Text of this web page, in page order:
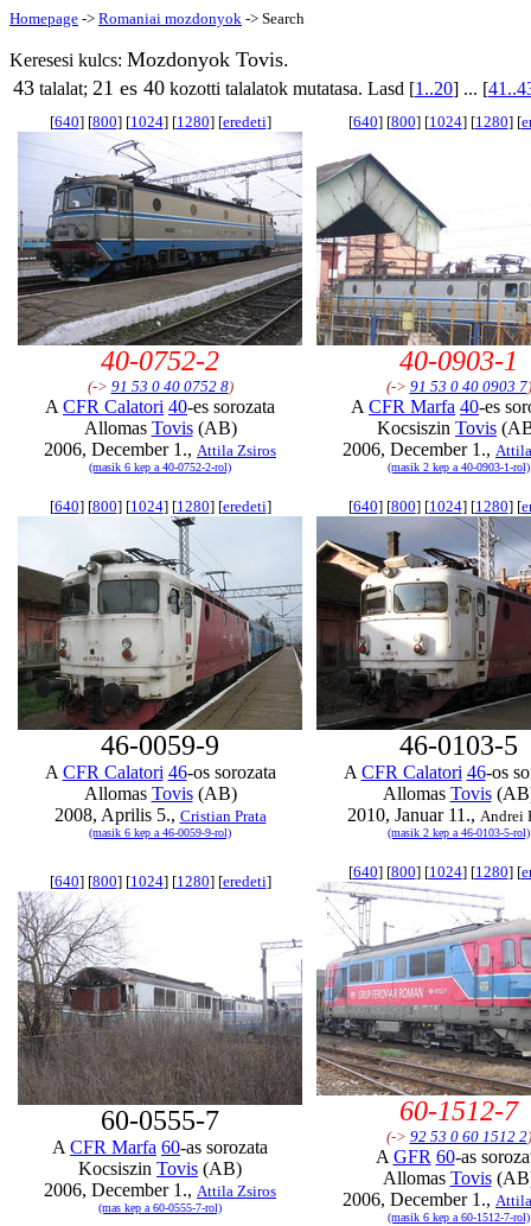
Homepage -> Romaniai mozdonyok -> Search
Keresesi kulcs: Mozdonyok Tovis.
43 talalat; 21 es 40 kozotti talalatok mutatasa. Lasd [1..20] ... [
[640] [800] [1024] [1280] [eredeti]
40-0752-2
(-> 91 53 0 40 0752 8)
A CFR Calatori 40-es sorozata
Allomas Tovis(AB)
2006, December 1., Attila Zsiros
(masik 6 kep a 40-0752-2-rol)
[640] [800] [1024] [1280] [
40-0903-1
(-> 91 53 0 40 0903 7)
A CFR Marfa 40-es
Kocsiszin Tovis
2006, December 1.,
(masik 2 kep a 40-0903-1-rol)
[640] [800] [1024] [1280] [eredeti]
46-0059-9
A CFR Calatori 46-os sorozata
Allomas Tovis(AB)
2008, Aprilis 5., Cristian Prata
(masik 6 kep a 46-0059-9-rol)
[640] [800] [1024] [1280] [
46-0103-5
A CFR Calatori 46-os
Allomas Tovis
2010, Januar 11., Andrei
(masik 2 kep a 46-0103-5-rol)
[640] [800] [1024] [1280] [eredeti]
60-0555-7
A CFR Marfa 60-as sorozata
Kocsiszin Tovis (AB)
2006, December 1., Attila Zsiros
(mas kep a 60-0555-7-rol)
[640] [800] [1024] [1280] [
60-1512-7
(-> 92 53 0 60 1512 2)
A GFR 60-as
Allomas Tovis
2006, December 1.,
(masik 6 kep a 60-1512-7-rol)